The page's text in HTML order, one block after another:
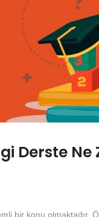
Derste Ne
bir konu olmaktadır.